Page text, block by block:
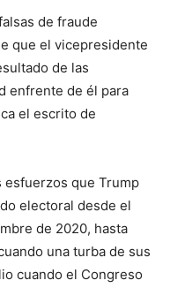
de fraude
que el vicepresidente
de las
enfrente de él para
el escrito de
esfuerzos que Trump
electoral desde el
de 2020, hasta
una turba de sus
cuando el Congreso